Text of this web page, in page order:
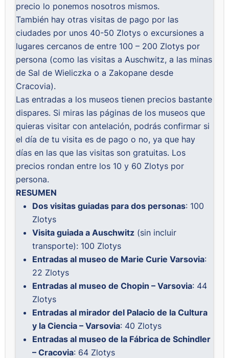
precio lo ponemos nosotros mismos.
También hay otras visitas de pago por las
ciudades por unos 40-50 Zlotys o excursiones a
lugares cercanos de entre 100 – 200 Zlotys por
persona (como las visitas a Auschwitz, a las minas
de Sal de Wieliczka o a Zakopane desde
Cracovia).
Las entradas a los museos tienen precios bastante
dispares. Si miras las páginas de los museos que
quieras visitar con antelación, podrás confirmar si
el día de tu visita es de pago o no, ya que hay
días en las que las visitas son gratuitas. Los
precios rondan entre los 10 y 60 Zlotys por
persona.
RESUMEN
Dos visitas guiadas para dos personas: 100
Zlotys
Visita guiada a Auschwitz (sin incluir
transporte): 100 Zlotys
Entradas al museo de Marie Curie Varsovia:
22 Zlotys
Entradas al museo de Chopin – Varsovia: 44
Zlotys
Entradas al mirador del Palacio de la Cultura
y la Ciencia – Varsovia: 40 Zlotys
Entradas al museo de la Fábrica de Schindler
– Cracovia: 64 Zlotys